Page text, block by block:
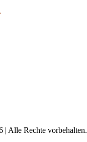
| Alle Rechte vorbehalten.